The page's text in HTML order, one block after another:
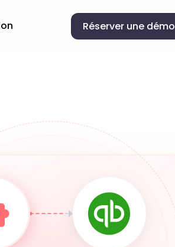
Réserver une démo